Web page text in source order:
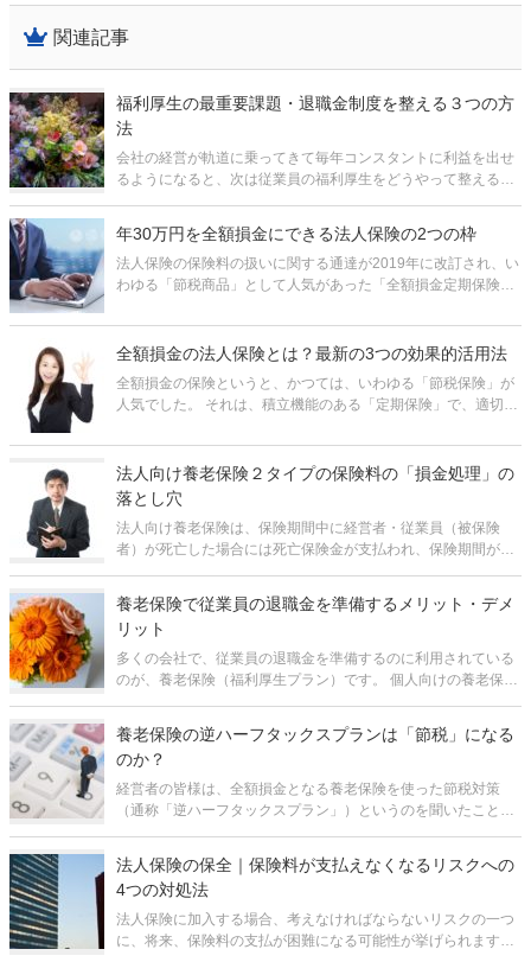
関連記事
福利厚生の最重要課題・退職金制度を整える３つの方
法
会社の経営が軌道に乗ってきて毎年コンスタントに利益を出せ
るようになると、次は従業員の福利厚生をどうやって整えるか
心配をすることなく安心して働いて
年30万円を全額損金にできる法人保険の2つの枠
法人保険の保険料の扱いに関する通達が2019年に改訂され、い
わゆる「節税商品」として人気があった「全額損金定期保険」
金が最高で80～90%にもなる保険はもう存在しません。 しか
し、現在も
全額損金の法人保険とは？最新の3つの効果的活用法
全額損金の保険というと、かつては、いわゆる「節税保険」が
人気でした。 それは、積立機能のある「定期保険」で、適切な
るというものでした。 しかし、2019年10月に国税庁の通達が
変更され
法人向け養老保険２タイプの保険料の「損金処理」の
落とし穴
法人向け養老保険は、保険期間中に経営者・従業員（被保険
者）が死亡した場合には死亡保険金が支払われ、保険期間が満
被保険者の遺族の生活保障や被保険者
養老保険で従業員の退職金を準備するメリット・デメ
リット
多くの会社で、従業員の退職金を準備するのに利用されている
のが、養老保険（福利厚生プラン）です。 個人向けの養老保険
きるという形で税制上
養老保険の逆ハーフタックスプランは「節税」になる
のか？
経営者の皆様は、全額損金となる養老保険を使った節税対策
（通称「逆ハーフタックスプラン」）というのを聞いたことが
職金に活用できると言われる
法人保険の保全｜保険料が支払えなくなるリスクへの
4つの対処法
法人保険に加入する場合、考えなければならないリスクの一つ
に、将来、保険料の支払が困難になる可能性が挙げられます。